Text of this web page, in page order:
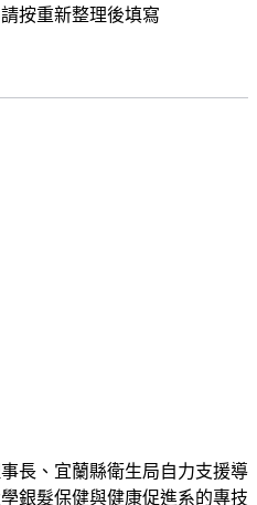
按重新整理後填寫
長、宜蘭縣衛生局自力支援導
銀髮保健與健康促進系的專技